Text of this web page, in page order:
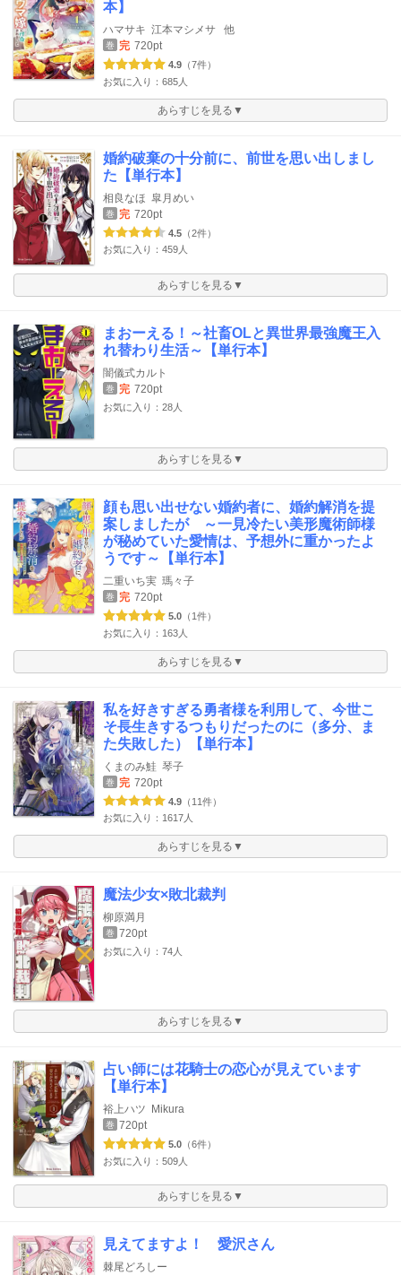
本】
ハマサキ 江本マシメサ 他
巻 完 720pt
4.9 （7件）
お気に入り：685人
あらすじを見る▼
婚約破棄の十分前に、前世を思い出しまし
た【単行本】
相良なほ 皐月めい
巻 完 720pt
4.5 （2件）
お気に入り：459人
あらすじを見る▼
まおーえる！～社畜OLと異世界最強魔王入
れ替わり生活～【単行本】
闇儀式カルト
巻 完 720pt
お気に入り：28人
あらすじを見る▼
顔も思い出せない婚約者に、婚約解消を提
案しましたが ～一見冷たい美形魔術師様
が秘めていた愛情は、予想外に重かったよ
うです～【単行本】
二重いち実 瑪々子
巻 完 720pt
5.0 （1件）
お気に入り：163人
あらすじを見る▼
私を好きすぎる勇者様を利用して、今世こ
そ長生きするつもりだったのに（多分、ま
た失敗した）【単行本】
くまのみ鮭 琴子
巻 完 720pt
4.9 （11件）
お気に入り：1617人
あらすじを見る▼
魔法少女×敗北裁判
柳原満月
巻 720pt
お気に入り：74人
あらすじを見る▼
占い師には花騎士の恋心が見えています
【単行本】
裕上ハツ Mikura
巻 720pt
5.0 （6件）
お気に入り：509人
あらすじを見る▼
見えてますよ！ 愛沢さん
棘尾どろしー